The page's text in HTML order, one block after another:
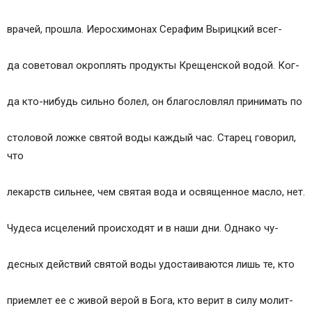
врачей, прошла. Иеросхимонах Серафим Вырицкий всег-
да советовал окроплять продукты Крещенской водой. Ког-
да кто-нибудь сильно болел, он благословлял принимать по
столовой ложке святой воды каждый час. Старец говорил,
что
лекарств сильнее, чем святая вода и освященное масло, нет.
Чудеса исцелений происходят и в наши дни. Однако чу-
десных действий святой воды удостаиваются лишь те, кто
приемлет ее с живой верой в Бога, кто верит в силу молит-